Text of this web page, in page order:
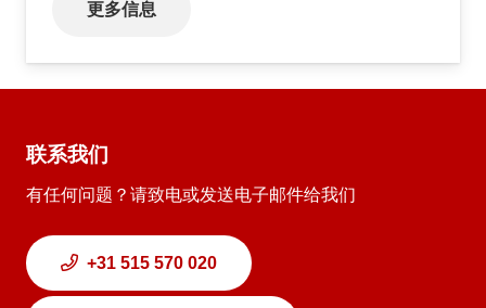
更多信息
联系我们
有任何问题？请致电或发送电子邮件给我们
+31 515 570 020